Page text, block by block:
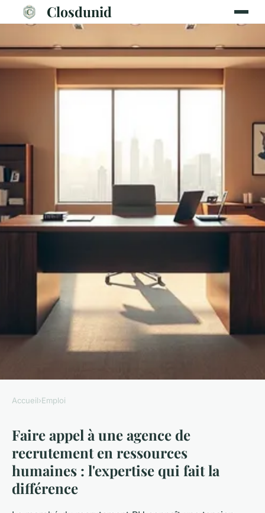
Closdunid
Cabinet de recrutement rh :
transformez vos ambitions en
succès
Accueil›Emploi
Faire appel à une agence de
recrutement en ressources
humaines : l'expertise qui fait la
différence